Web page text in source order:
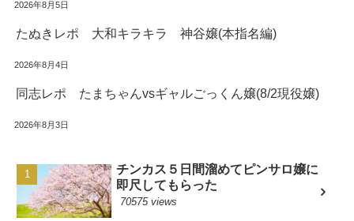
2026年8月5日
たぬきレポ 大和キラキラ 神谷嬢(本指名編)
2026年8月4日
同志レポ たまちゃんvsギャルごっくん嬢(8/2現役嬢)
2026年8月3日
チンカス５日間溜めてピンサロ嬢に
即尺してもらった
70575 views